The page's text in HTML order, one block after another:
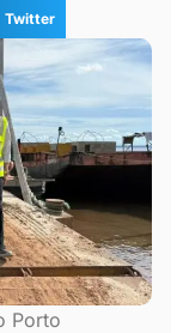
Twitter
Porto